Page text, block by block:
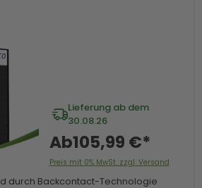
Lieferung ab dem
30.08.26
Ab105,99 €*
Preis mit 0% MwSt. zzgl. Versand
durch Backcontact-Technologie